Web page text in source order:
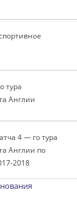
тура
Англии
4 — го тура
Англии по
2018